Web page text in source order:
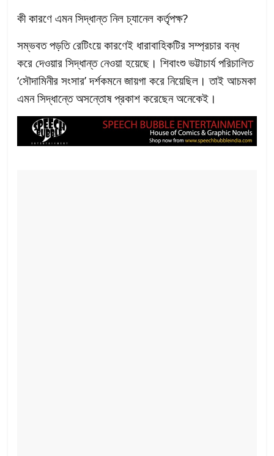
কী কারণে এমন সিদ্ধান্ত নিল চ্যানেল কর্তৃপক্ষ?
সম্ভবত পড়তি রেটিংয়ে কারণেই ধারাবাহিকটির সম্প্রচার বন্ধ
করে দেওয়ার সিদ্ধান্ত নেওয়া হয়েছে। শিবাংশু ভট্টাচার্য পরিচালিত
‘সৌদামিনীর সংসার’ দর্শকমনে জায়গা করে নিয়েছিল। তাই আচমকা
এমন সিদ্ধান্তে অসন্তোষ প্রকাশ করেছেন অনেকেই।